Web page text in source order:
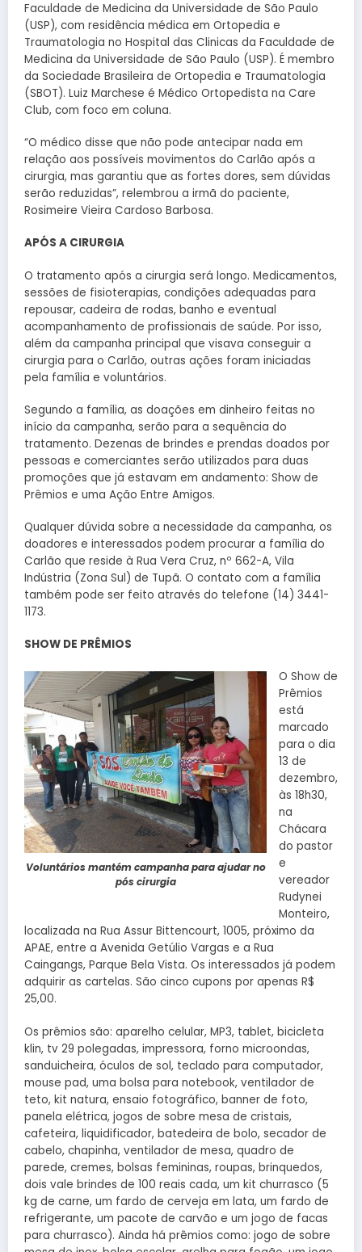
Faculdade de Medicina da Universidade de São Paulo
(USP), com residência médica em Ortopedia e
Traumatologia no Hospital das Clinicas da Faculdade de
Medicina da Universidade de São Paulo (USP). É membro
da Sociedade Brasileira de Ortopedia e Traumatologia
(SBOT). Luiz Marchese é Médico Ortopedista na Care
Club, com foco em coluna.
“O médico disse que não pode antecipar nada em
relação aos possíveis movimentos do Carlão após a
cirurgia, mas garantiu que as fortes dores, sem dúvidas
serão reduzidas”, relembrou a irmã do paciente,
Rosimeire Vieira Cardoso Barbosa.
APÓS A CIRURGIA
O tratamento após a cirurgia será longo. Medicamentos,
sessões de fisioterapias, condições adequadas para
repousar, cadeira de rodas, banho e eventual
acompanhamento de profissionais de saúde. Por isso,
além da campanha principal que visava conseguir a
cirurgia para o Carlão, outras ações foram iniciadas
pela família e voluntários.
Segundo a família, as doações em dinheiro feitas no
início da campanha, serão para a sequência do
tratamento. Dezenas de brindes e prendas doados por
pessoas e comerciantes serão utilizados para duas
promoções que já estavam em andamento: Show de
Prêmios e uma Ação Entre Amigos.
Qualquer dúvida sobre a necessidade da campanha, os
doadores e interessados podem procurar a família do
Carlão que reside à Rua Vera Cruz, nº 662-A, Vila
Indústria (Zona Sul) de Tupã. O contato com a família
também pode ser feito através do telefone (14) 3441-
1173.
SHOW DE PRÊMIOS
Voluntários mantém campanha para ajudar no
pós cirurgia
O Show de
Prêmios
está
marcado
para o dia
13 de
dezembro,
às 18h30,
na
Chácara
do pastor
e
vereador
Rudynei
Monteiro,
localizada na Rua Assur Bittencourt, 1005, próximo da
APAE, entre a Avenida Getúlio Vargas e a Rua
Caingangs, Parque Bela Vista. Os interessados já podem
adquirir as cartelas. São cinco cupons por apenas R$
25,00.
Os prêmios são: aparelho celular, MP3, tablet, bicicleta
klin, tv 29 polegadas, impressora, forno microondas,
sanduicheira, óculos de sol, teclado para computador,
mouse pad, uma bolsa para notebook, ventilador de
teto, kit natura, ensaio fotográfico, banner de foto,
panela elétrica, jogos de sobre mesa de cristais,
cafeteira, liquidificador, batedeira de bolo, secador de
cabelo, chapinha, ventilador de mesa, quadro de
parede, cremes, bolsas femininas, roupas, brinquedos,
dois vale brindes de 100 reais cada, um kit churrasco (5
kg de carne, um fardo de cerveja em lata, um fardo de
refrigerante, um pacote de carvão e um jogo de facas
para churrasco). Ainda há prêmios como: jogo de sobre